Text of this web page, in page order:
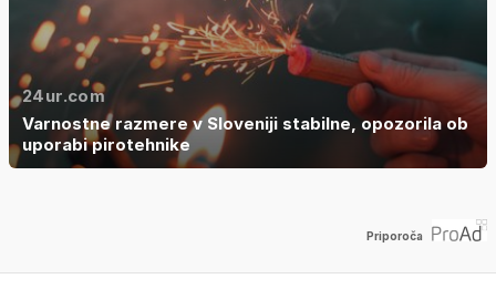
24ur.com
Varnostne razmere v Sloveniji stabilne, opozorila ob
uporabi pirotehnike
Priporoča